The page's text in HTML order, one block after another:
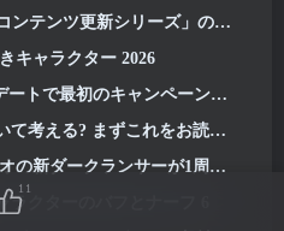
シリーズ」の詳細を説明するビデオを共有
キャラクター 2026
最初のキャンペーンが開始 2026
る? まずこれをお読みください
ンサーが1周年に間に合うように登場
ラクターのバフとナーフ 6
11